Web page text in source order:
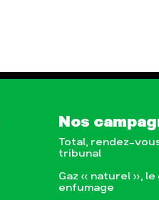
Nos
Total, rendez-
tribunal
Gaz « naturel », le
enfumage